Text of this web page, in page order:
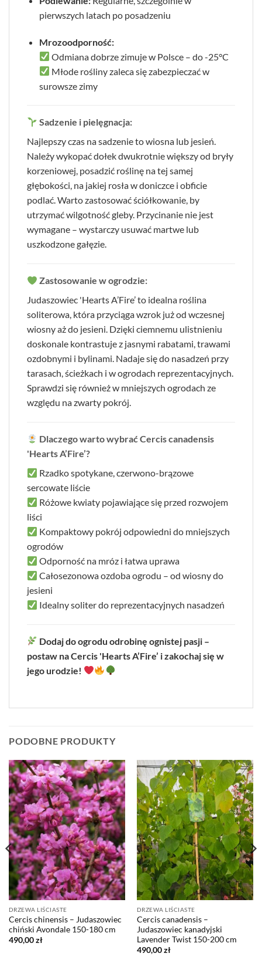
pierwszych latach po posadzeniu
Mrozoodporność:
Odmiana dobrze zimuje w Polsce – do -25°C
Młode rośliny zaleca się zabezpieczać w
surowsze zimy
Sadzenie i pielęgnacja:
Najlepszy czas na sadzenie to wiosna lub jesień.
Należy wykopać dołek dwukrotnie większy od bryły
korzeniowej, posadzić roślinę na tej samej
głębokości, na jakiej rosła w doniczce i obficie
podlać. Warto zastosować ściółkowanie, by
utrzymać wilgotność gleby. Przycinanie nie jest
wymagane – wystarczy usuwać martwe lub
uszkodzone gałęzie.
Zastosowanie w ogrodzie:
Judaszowiec 'Hearts A’Fire’ to idealna roślina
soliterowa, która przyciąga wzrok już od wczesnej
wiosny aż do jesieni. Dzięki ciemnemu ulistnieniu
doskonale kontrastuje z jasnymi rabatami, trawami
ozdobnymi i bylinami. Nadaje się do nasadzeń przy
tarasach, ścieżkach i w ogrodach reprezentacyjnych.
Sprawdzi się również w mniejszych ogrodach ze
względu na zwarty pokrój.
Dlaczego warto wybrać Cercis canadensis
'Hearts A’Fire’?
Rzadko spotykane, czerwono-brązowe
sercowate liście
Różowe kwiaty pojawiające się przed rozwojem
liści
Kompaktowy pokrój odpowiedni do mniejszych
ogrodów
Odporność na mróz i łatwa uprawa
Całosezonowa ozdoba ogrodu – od wiosny do
jesieni
Idealny soliter do reprezentacyjnych nasadzeń
Dodaj do ogrodu odrobinę ognistej pasji –
postaw na Cercis 'Hearts A’Fire’ i zakochaj się w
jego urodzie!
PODOBNE PRODUKTY
DRZEWA LIŚCIASTE
Cercis chinensis – Judaszowiec
chiński Avondale 150-180 cm
490,00zł
DRZEWA LIŚCIASTE
Cercis canadensis –
Judaszowiec kanadyjski
Lavender Twist 150-200 cm
490,00zł